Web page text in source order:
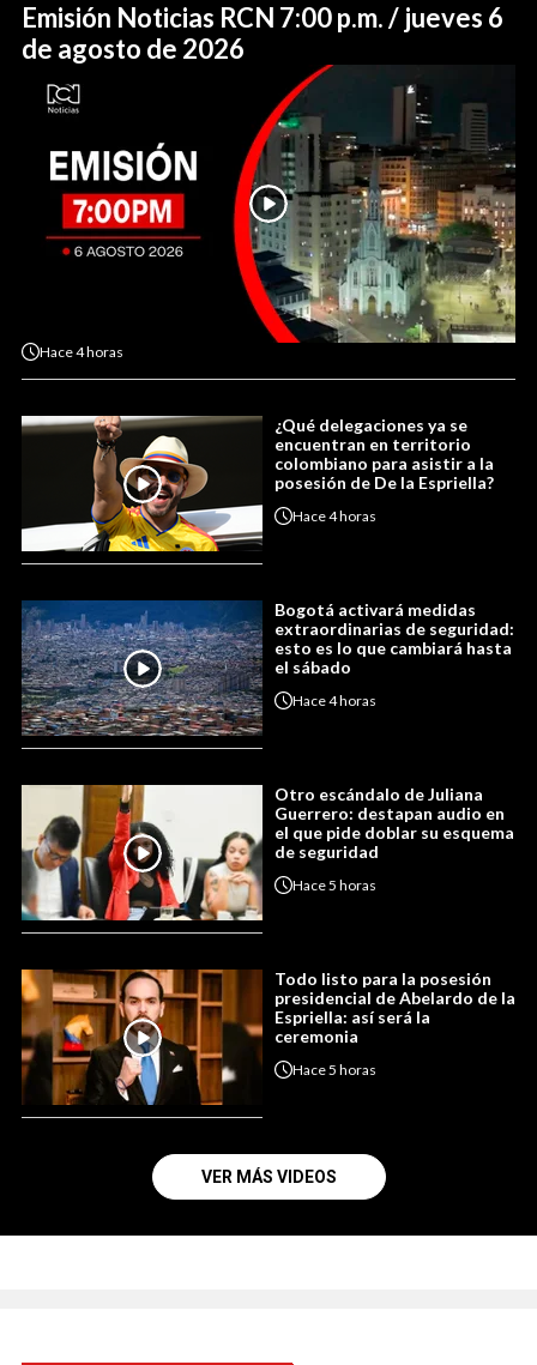
Emisión Noticias RCN 7:00 p.m. / jueves 6
de agosto de 2026
Hace4 horas
¿Qué delegaciones ya se
encuentran en territorio
colombiano para asistir a la
posesión de De la Espriella?
Hace4 horas
Bogotá activará medidas
extraordinarias de seguridad:
esto es lo que cambiará hasta
el sábado
Hace4 horas
Otro escándalo de Juliana
Guerrero: destapan audio en
el que pide doblar su esquema
de seguridad
Hace5 horas
Todo listo para la posesión
presidencial de Abelardo de la
Espriella: así será la
ceremonia
Hace5 horas
VER MÁS VIDEOS